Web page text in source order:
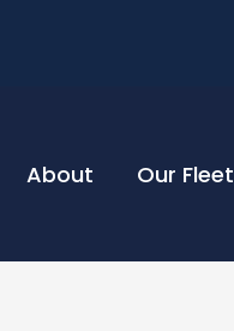
About Our Fleet